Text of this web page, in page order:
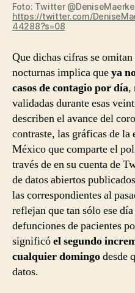
Foto: Twitter
https://twitter.com/
44288?s=08
Que dichas cifras se omitan
nocturnas implica queya
casos de contagio por día,
validadas durante esas
describen el avance del
contraste, las gráficas de
México que comparte el
través de en su cuenta de
de datos abiertos
las correspondientes al
reflejan que tan sólo ese
defunciones de pacientes
significóel segundo
cualquier domingodesde
datos.